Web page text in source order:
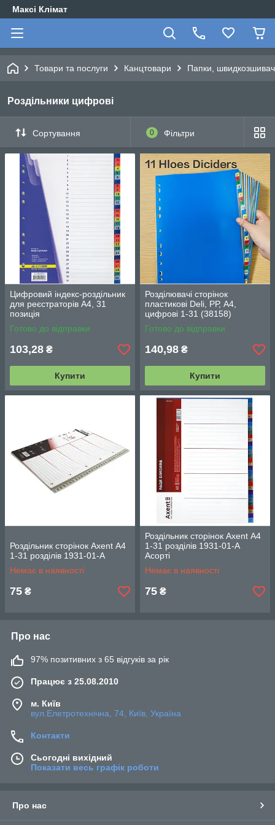
Максі Клімат
Товари та послуги Канцтовари Папки,
Роздільники цифрові
Сортування 0 Фільтри
Цифровий індекс-роздільник
для реєстраторів А4, 31
позиція
Готово до відправки
103,28 ₴
Купити
Розділювачі сторінок
пластикові Deli, РР, А4,
цифрові 1-31 (38158)
Готово до відправки
140,98 ₴
Купити
Роздільник сторінок Axent А4
1-31 розділів 1931-01-А
Немає в наявності
75 ₴
Роздільник сторінок Axent А4
1-31 розділів 1931-01-А
Асорті
Немає в наявності
75 ₴
Про нас
97% позитивних з 65 відгуків за рік
Працює з 25.08.2010
м. Київ
вул.Елетротехнічна, 74, Київ, Україна
Контакти
Сьогодні вихідний
Показати весь графік роботи
Про нас